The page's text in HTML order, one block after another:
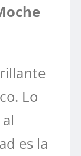
Lo
es la